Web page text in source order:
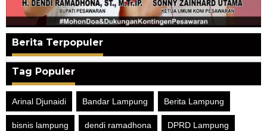
Berita Terpopuler
Tag Populer
Arinal Djunaidi Bandar Lampung Berita Lampung
bisnis lampung dendi ramadhona DPRD Lampung